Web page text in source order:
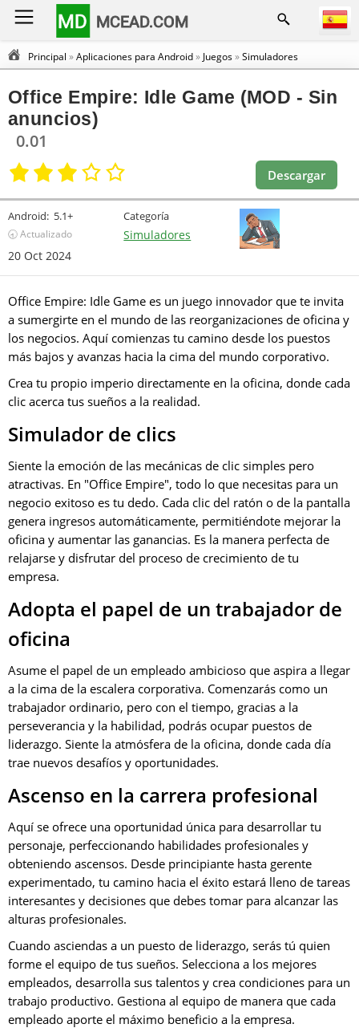
MD MCEAD.COM
Principal »Aplicaciones para Android» Juegos»Simuladores
Office Empire: Idle Game (MOD - Sin
anuncios)
0.01
Descargar
Android: 5.1+
🕣 Actualizado
20 Oct 2024
Categoría
Simuladores
Office Empire: Idle Game es un juego innovador que te invita
a sumergirte en el mundo de las reorganizaciones de oficina y
los negocios. Aquí comienzas tu camino desde los puestos
más bajos y avanzas hacia la cima del mundo corporativo.
Crea tu propio imperio directamente en la oficina, donde cada
clic acerca tus sueños a la realidad.
Simulador de clics
Siente la emoción de las mecánicas de clic simples pero
atractivas. En "Office Empire", todo lo que necesitas para un
negocio exitoso es tu dedo. Cada clic del ratón o de la pantalla
genera ingresos automáticamente, permitiéndote mejorar la
oficina y aumentar las ganancias. Es la manera perfecta de
relajarse y disfrutar del proceso de crecimiento de tu
empresa.
Adopta el papel de un trabajador de
oficina
Asume el papel de un empleado ambicioso que aspira a llegar
a la cima de la escalera corporativa. Comenzarás como un
trabajador ordinario, pero con el tiempo, gracias a la
perseverancia y la habilidad, podrás ocupar puestos de
liderazgo. Siente la atmósfera de la oficina, donde cada día
trae nuevos desafíos y oportunidades.
Ascenso en la carrera profesional
Aquí se ofrece una oportunidad única para desarrollar tu
personaje, perfeccionando habilidades profesionales y
obteniendo ascensos. Desde principiante hasta gerente
experimentado, tu camino hacia el éxito estará lleno de tareas
interesantes y decisiones que debes tomar para alcanzar las
alturas profesionales.
Cuando asciendas a un puesto de liderazgo, serás tú quien
forme el equipo de tus sueños. Selecciona a los mejores
empleados, desarrolla sus talentos y crea condiciones para un
trabajo productivo. Gestiona al equipo de manera que cada
empleado aporte el máximo beneficio a la empresa.